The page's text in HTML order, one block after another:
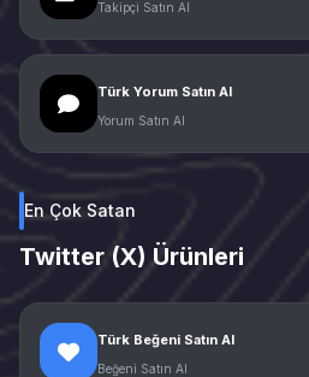
Takipçi Satın Al
Türk Yorum Satın Al
Yorum Satın Al
En Çok Satan
Twitter (X) Ürünleri
Türk Beğeni Satın Al
Beğeni Satın Al